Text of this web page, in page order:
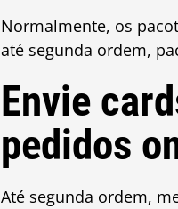
Normalmente, os
até segunda ordem,
Envie
pedidos
Até segunda ordem,